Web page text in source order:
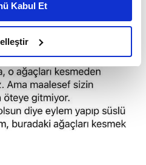
Bunu yaparken
reklam deneyimi sunmak
sunabilmek adına
ve bu noktada,
noktasında tek gelir
hatırlatmak isteriz.
bu çerezlere izin vermedikleri
reklamlar
Kabul Et